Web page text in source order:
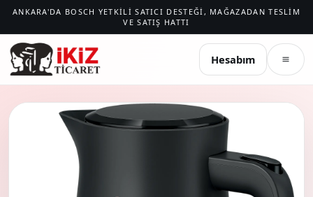
ANKARA'DA BOSCH YETKILI SATICI DESTEĞI, MAĞAZADAN TESLIM
VE SATIŞ HATTI
İKIZ TICARET
Hesabım